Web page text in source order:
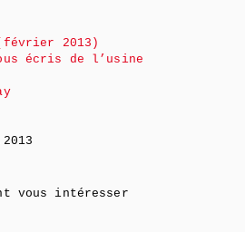
2013)
écris de l’usine
vous intéresser